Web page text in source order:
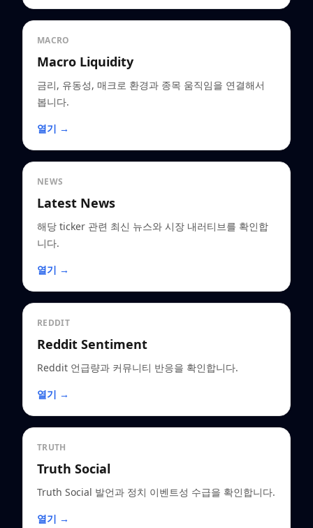
MACRO
Macro Liquidity
금리, 유동성, 매크로 환경과 종목 움직임을 연결해서
봅니다.
열기 →
NEWS
Latest News
해당 ticker 관련 최신 뉴스와 시장 내러티브를 확인합
니다.
열기 →
REDDIT
Reddit Sentiment
Reddit 언급량과 커뮤니티 반응을 확인합니다.
열기 →
TRUTH
Truth Social
Truth Social 발언과 정치 이벤트성 수급을 확인합니다.
열기 →